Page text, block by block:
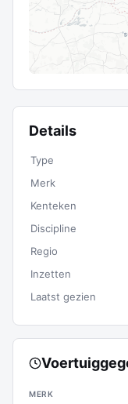
Details
Type
Merk
Kenteken
Discipline
Regio
Inzetten
Laatst gezien
MERK